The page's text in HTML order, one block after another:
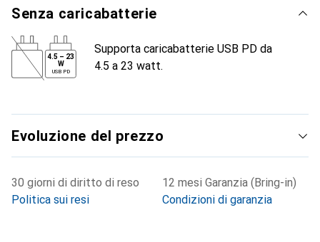
Senza caricabatterie
4.5 – 23
W
USB PD
Supporta caricabatterie USB PD da
4.5 a 23 watt.
Evoluzione del prezzo
30 giorni di diritto di reso
Politica sui resi
12 mesi Garanzia (Bring-in)
Condizioni di garanzia